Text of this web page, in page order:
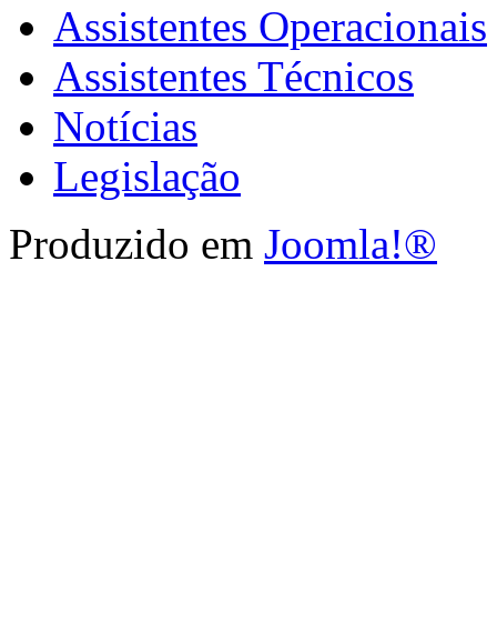
Assistentes Operacionais
Assistentes Técnicos
Notícias
Legislação
Produzido em Joomla!®